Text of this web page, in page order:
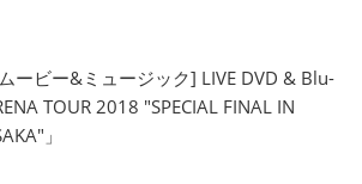
ービー&ミュージック] LIVE DVD & Blu-
TOUR 2018 "SPECIAL FINAL IN
」